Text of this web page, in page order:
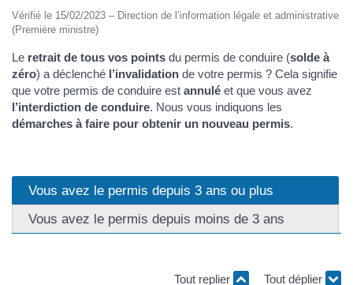
Vérifié le 15/02/2023 – Direction de l’information légale et administrative
(Première ministre)
Le retrait de tous vos points du permis de conduire (solde à
zéro) a déclenché l’invalidation de votre permis ? Cela signifie
que votre permis de conduire est annulé et que vous avez
l’interdiction de conduire. Nous vous indiquons les
démarches à faire pour obtenir un nouveau permis.
Vous avez le permis depuis 3 ans ou plus
Vous avez le permis depuis moins de 3 ans
Tout replier